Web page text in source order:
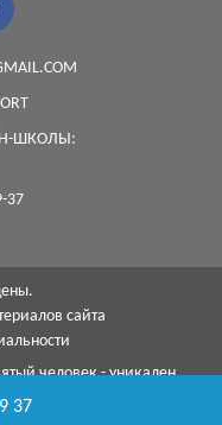
ШКОЛЫ:
37
сайта
человек - уникален,
37